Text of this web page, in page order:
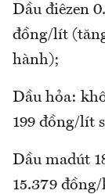
Dầu điêzen
đồng/lít
hành);
Dầu hỏa:
199 đồng/lít
Dầu madút
15.379